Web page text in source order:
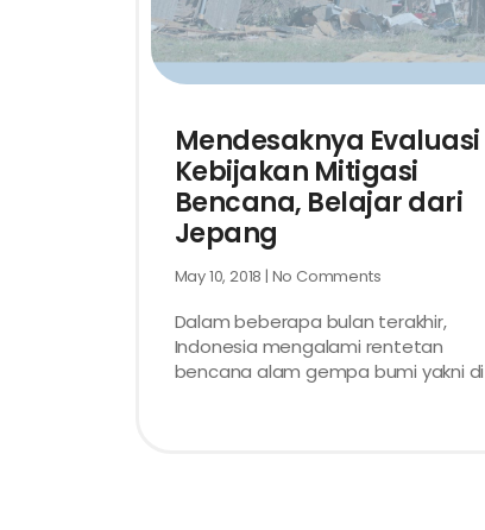
Mendesaknya Evaluasi
Kebijakan Mitigasi
Bencana, Belajar dari
Jepang
May 10, 2018 No Comments
Dalam beberapa bulan terakhir,
Indonesia mengalami rentetan
bencana alam gempa bumi yakni di